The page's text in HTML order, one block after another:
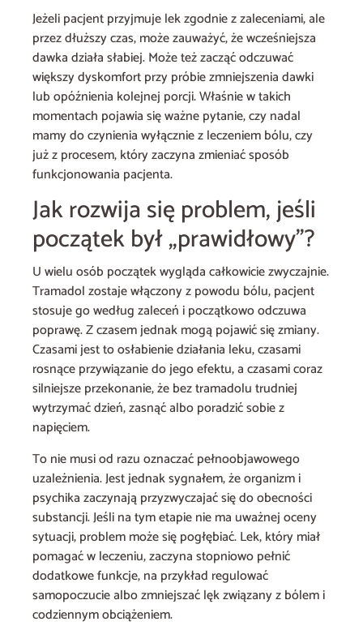
Jeżeli pacjent przyjmuje lek zgodnie z zaleceniami, ale
przez dłuższy czas, może zauważyć, że wcześniejsza
dawka działa słabiej. Może też zacząć odczuwać
większy dyskomfort przy próbie zmniejszenia dawki
lub opóźnienia kolejnej porcji. Właśnie w takich
momentach pojawia się ważne pytanie, czy nadal
mamy do czynienia wyłącznie z leczeniem bólu, czy
już z procesem, który zaczyna zmieniać sposób
funkcjonowania pacjenta.
Jak rozwija się problem, jeśli
początek był „prawidłowy”?
U wielu osób początek wygląda całkowicie zwyczajnie.
Tramadol zostaje włączony z powodu bólu, pacjent
stosuje go według zaleceń i początkowo odczuwa
poprawę. Z czasem jednak mogą pojawić się zmiany.
Czasami jest to osłabienie działania leku, czasami
rosnące przywiązanie do jego efektu, a czasami coraz
silniejsze przekonanie, że bez tramadolu trudniej
wytrzymać dzień, zasnąć albo poradzić sobie z
napięciem.
To nie musi od razu oznaczać pełnoobjawowego
uzależnienia. Jest jednak sygnałem, że organizm i
psychika zaczynają przyzwyczajać się do obecności
substancji. Jeśli na tym etapie nie ma uważnej oceny
sytuacji, problem może się pogłębiać. Lek, który miał
pomagać w leczeniu, zaczyna stopniowo pełnić
dodatkowe funkcje, na przykład regulować
samopoczucie albo zmniejszać lęk związany z bólem i
codziennym obciążeniem.